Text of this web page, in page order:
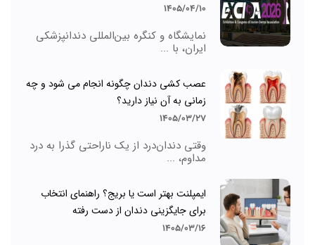
1405/04/10
نمایشگاه و کنگره بین‌المللی دندانپزشکی
ایران، با ...
عصب کشی دندان چگونه انجام می شود و چه
زمانی به آن نیاز دارید؟
1405/03/27
وقتی دندان‌درد از یک ناراحتی گذرا به درد
مداوم، ...
ایمپلنت بهتر است یا بریج؟ راهنمای انتخاب
برای جایگزینی دندان از دست رفته
1405/03/16